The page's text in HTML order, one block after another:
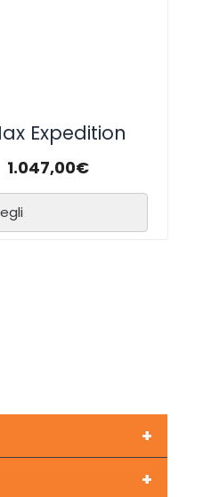
Expedition
1.047,00€
+
+